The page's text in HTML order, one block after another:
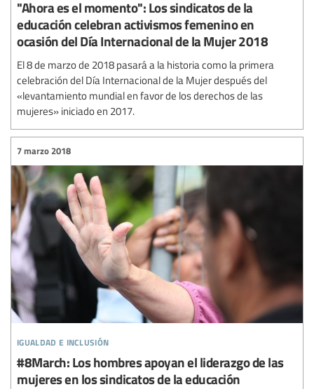
"Ahora es el momento": Los sindicatos de la
educación celebran activismos femenino en
ocasión del Día Internacional de la Mujer 2018
El 8 de marzo de 2018 pasará a la historia como la primera
celebración del Día Internacional de la Mujer después del
«levantamiento mundial en favor de los derechos de las
mujeres» iniciado en 2017.
igualdad e inclusión
7 marzo 2018
#8March: Los hombres apoyan el liderazgo de las
mujeres en los sindicatos de la educación